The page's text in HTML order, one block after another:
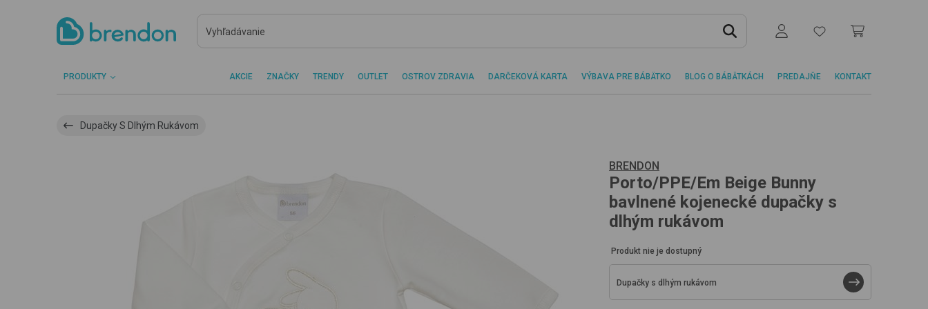
PRODUKTY AKCIE ZNAČKY TRENDY OUTLET OSTROV ZDRAVIA DARČEKOVÁ KARTA VÝBAVA PRE BÁBÄTKO BLOG O BÁBÄTKÁCH PREDAJŇE KONTAKT
Dupačky S Dlhým Rukávom
BRENDON
Porto/PPE/Em Beige Bunny
bavlnené kojenecké dupačky s
dlhým rukávom
Produkt nie je dostupný
Dupačky s dlhým rukávom